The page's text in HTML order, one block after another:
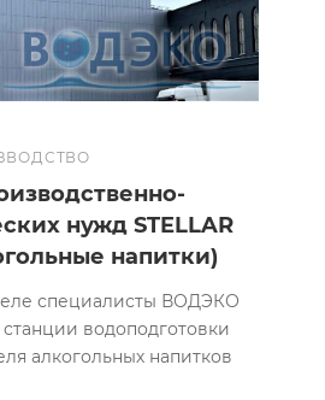
нужд STELLAR
напитки)
специалисты ВОДЭКО
водоподготовки
алкогольных напитков